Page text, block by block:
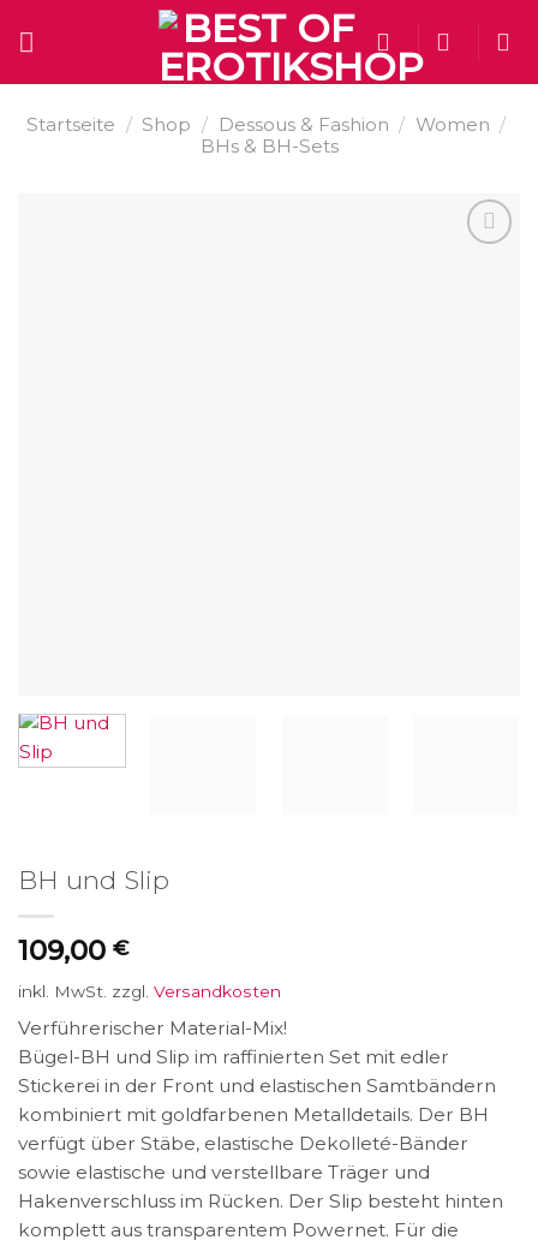
Startseite / Shop / Dessous & Fashion / Women /
BHs & BH-Sets
BH und Slip
109,00 €
inkl. MwSt. zzgl. Versandkosten
Verführerischer Material-Mix!
Bügel-BH und Slip im raffinierten Set mit edler
Stickerei in der Front und elastischen Samtbändern
kombiniert mit goldfarbenen Metalldetails. Der BH
verfügt über Stäbe, elastische Dekolleté-Bänder
sowie elastische und verstellbare Träger und
Hakenverschluss im Rücken. Der Slip besteht hinten
komplett aus transparentem Powernet. Für die